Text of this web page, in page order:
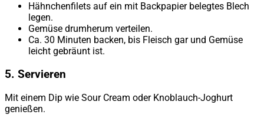
Hähnchenfilets auf ein mit Backpapier belegtes Blech
legen.
Gemüse drumherum verteilen.
Ca. 30 Minuten backen, bis Fleisch gar und Gemüse
leicht gebräunt ist.
5. Servieren
Mit einem Dip wie Sour Cream oder Knoblauch-Joghurt
genießen.